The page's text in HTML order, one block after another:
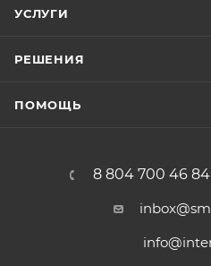
УСЛУГИ
РЕШЕНИЯ
ПОМОЩЬ
8 804 700 46 84